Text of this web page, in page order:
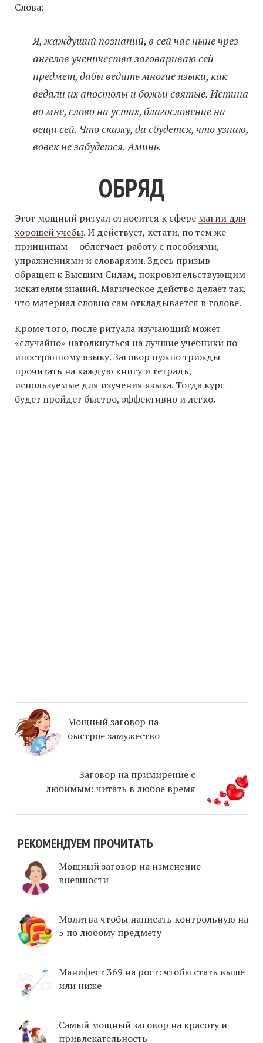
Слова:
Я, жаждущий познаний, в сей час ныне чрез
ангелов ученичества заговариваю сей
предмет, дабы ведать многие языки, как
ведали их апостолы и божьи святые. Истина
во мне, слово на устах, благословение на
вещи сей. Что скажу, да сбудется, что узнаю,
вовек не забудется. Аминь.
ОБРЯД
Этот мощный ритуал относится к сфере магии для
хорошей учебы. И действует, кстати, по тем же
принципам — облегчает работу с пособиями,
упражнениями и словарями. Здесь призыв
обращен к Высшим Силам, покровительствующим
искателям знаний. Магическое действо делает так,
что материал словно сам откладывается в голове.
Кроме того, после ритуала изучающий может
«случайно» натолкнуться на лучшие учебники по
иностранному языку. Заговор нужно трижды
прочитать на каждую книгу и тетрадь,
используемые для изучения языка. Тогда курс
будет пройдет быстро, эффективно и легко.
Мощный заговор на
быстрое замужество
Заговор на примирение с
любимым: читать в любое время
РЕКОМЕНДУЕМ ПРОЧИТАТЬ
Мощный заговор на изменение
внешности
Молитва чтобы написать контрольную на
5 по любому предмету
Манифест 369 на рост: чтобы стать выше
или ниже
Самый мощный заговор на красоту и
привлекательность